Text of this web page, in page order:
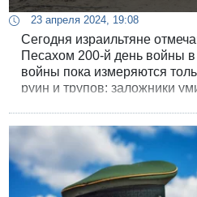
23 апреля 2024, 19:08
Сегодня израильтяне
Песахом 200-й день войны в
войны пока измеряются
руин и трупов: заложники
усиливаются боевые
Газы не сработала», -
Street Journal.